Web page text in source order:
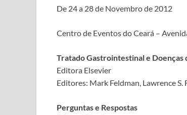
De 24 a 28 de Novembro de 2012
Centro de Eventos do Ceará –
Tratado Gastrointestinal e Doenças
Editora Elsevier
Editores: Mark Feldman, Lawrence
Perguntas e Respostas